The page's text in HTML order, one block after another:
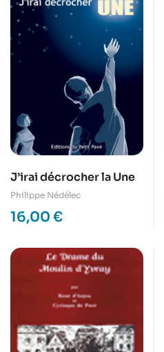
J’irai décrocher la Une
Philippe Nédélec
16,00 €